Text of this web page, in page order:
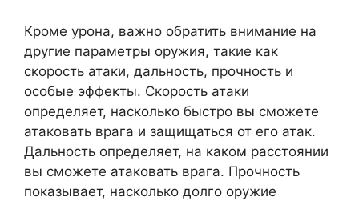
Кроме урона, важно обратить внимание на
другие параметры оружия, такие как
скорость атаки, дальность, прочность и
особые эффекты. Скорость атаки
определяет, насколько быстро вы сможете
атаковать врага и защищаться от его атак.
Дальность определяет, на каком расстоянии
вы сможете атаковать врага. Прочность
показывает, насколько долго оружие